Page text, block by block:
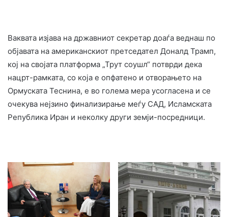
Ваквата изјава на државниот секретар доаѓа веднаш по
објавата на американскиот претседател Доналд Трамп,
кој на својата платформа „Трут соушл“ потврди дека
нацрт-рамката, со која е опфатено и отворањето на
Ормуската Теснина, е во голема мера усогласена и се
очекува нејзино финализирање меѓу САД, Исламската
Република Иран и неколку други земји-посредници.